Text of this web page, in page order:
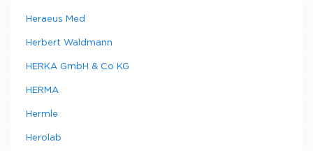
Heraeus Med
Herbert Waldmann
HERKA GmbH & Co KG
HERMA
Hermle
Herolab